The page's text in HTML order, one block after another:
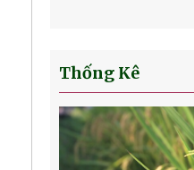
Thống Kê